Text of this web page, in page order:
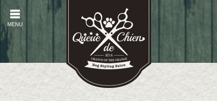
MENU